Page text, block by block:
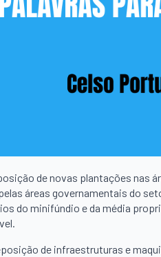
de novas plantações nas
áreas governamentais do
do minifúndio e da média
de infraestruturas e